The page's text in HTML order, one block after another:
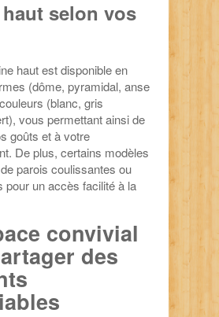
selon vos
haut est disponible en
(dôme, pyramidal, anse
(blanc, gris
vous permettant ainsi de
goûts et à votre
De plus, certains modèles
parois coulissantes ou
pour un accès facilité à la
convivial
des